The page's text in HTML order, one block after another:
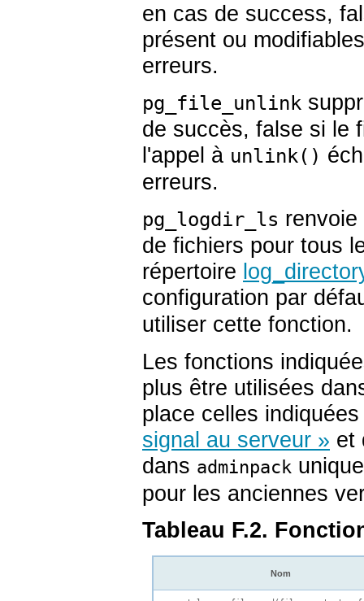
en cas de success,
présent ou
erreurs.
pg_file_unlink
de succès, false si le
l'appel à unlink()
erreurs.
pg_logdir_ls
de fichiers pour tous
répertoire
configuration par
utiliser cette fonction.
Les fonctions
plus être utilisées
place celles
signal au serveur » et
dans adminpack
pour les anciennes
Tableau F.2.
Nom